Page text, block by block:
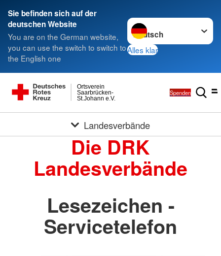
Sie befinden sich auf der
deutschen Website
You are on the German website,
you can use the switch to switch to
the English one
Sprache wechseln zu
Alles klar
St.Johann e.V.
Saarbrücken-
Ortsverein
Spenden
Landesverbände
Die DRK
Landesverbände
Lesezeichen -
Servicetelefon